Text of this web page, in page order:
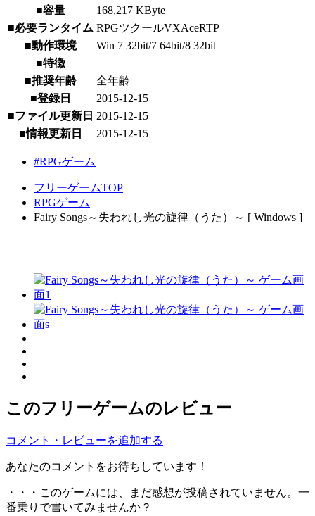
■容量
168,217 KByte
■必要ランタイム RPGツクールVXAceRTP
■動作環境
Win 7 32bit/7 64bit/8 32bit
■特徴
■推奨年齢
全年齢
■登録日
2015-12-15
■ファイル更新日 2015-12-15
■情報更新日
2015-12-15
#RPGゲーム
フリーゲームTOP
RPGゲーム
Fairy Songs～失われし光の旋律（うた）～ [ Windows ]
このフリーゲームのレビュー
コメント・レビューを追加する
あなたのコメントをお待ちしています！
・・・このゲームには、まだ感想が投稿されていません。一
番乗りで書いてみませんか？